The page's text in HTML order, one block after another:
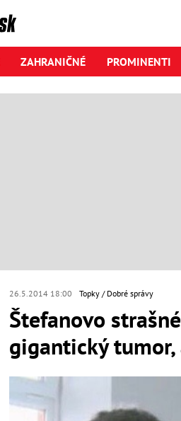
ZAHRANIČNÉ PROMINENTI
26.5.2014 18:00 Topky Dobré správy
Štefanovo
gigantický